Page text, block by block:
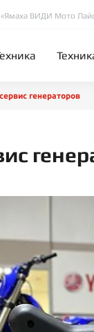
«Ямаха ВИДИ Мото
генераторов